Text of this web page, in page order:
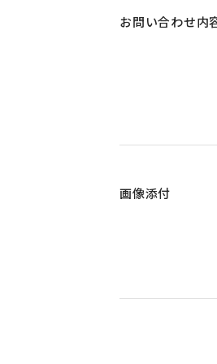
お問い合わせ内
画像添付